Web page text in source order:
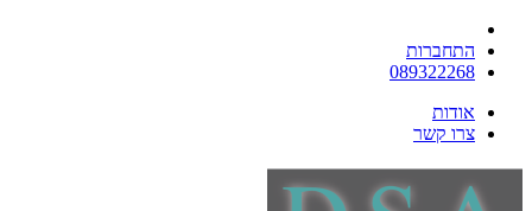
התחברות
089322268
אודות
צרו קשר